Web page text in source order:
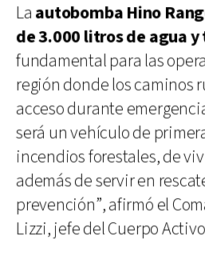
La autobomba Hino
de 3.000 litros de agua
fundamental para las
región donde los caminos
acceso durante
será un vehículo de
incendios forestales, de
además de servir en
prevención”, afirmó el
Lizzi, jefe del Cuerpo